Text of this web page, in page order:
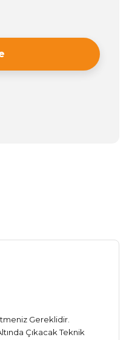
Gereklidir.
Çıkacak Teknik